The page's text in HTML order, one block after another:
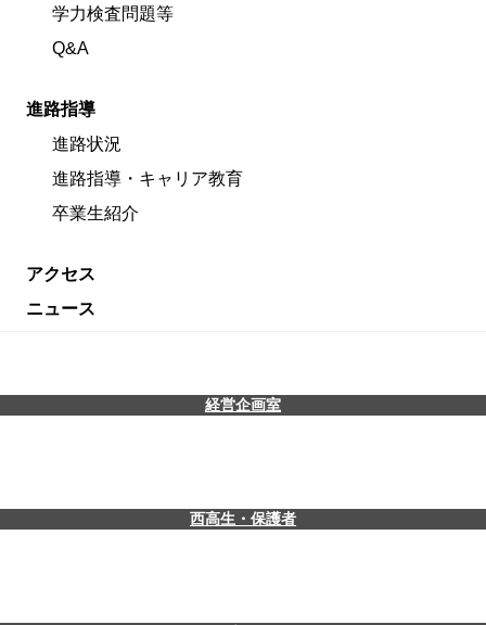
学力検査問題等
Q&A
進路指導
進路状況
進路指導・キャリア教育
卒業生紹介
アクセス
ニュース
経営企画室
西高生・保護者